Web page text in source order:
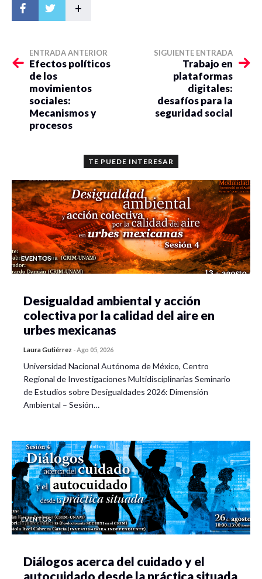
+
ENTRADA ANTERIOR
Efectos políticos
de los
movimientos
sociales:
Mecanismos y
procesos
SIGUIENTE ENTRADA
Trabajo en
plataformas
digitales:
desafíos para la
seguridad social
TE PUEDE INTERESAR
EVENTOS
Desigualdad ambiental y acción
colectiva por la calidad del aire en
urbes mexicanas
Laura Gutiérrez -Ago 05, 2026
Universidad Nacional Autónoma de México, Centro
Regional de Investigaciones Multidisciplinarias Seminario
de Estudios sobre Desigualdades 2026: Dimensión
Ambiental – Sesión…
EVENTOS
Diálogos acerca del cuidado y el
autocuidado desde la práctica situada